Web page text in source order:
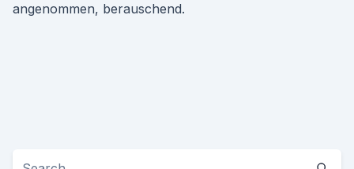
angenommen, berauschend.